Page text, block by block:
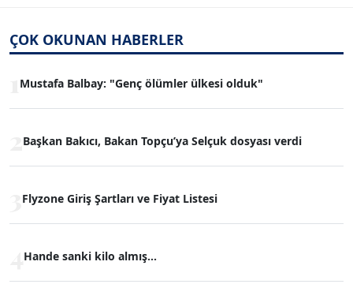
ÇOK OKUNAN HABERLER
Mustafa Balbay: "Genç ölümler ülkesi olduk"
Başkan Bakıcı, Bakan Topçu’ya Selçuk dosyası verdi
Flyzone Giriş Şartları ve Fiyat Listesi
Hande sanki kilo almış...